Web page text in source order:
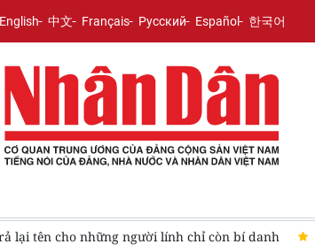
English 中文 Français Русский Español 한국어
lại tên cho những người lính chỉ còn bí danh